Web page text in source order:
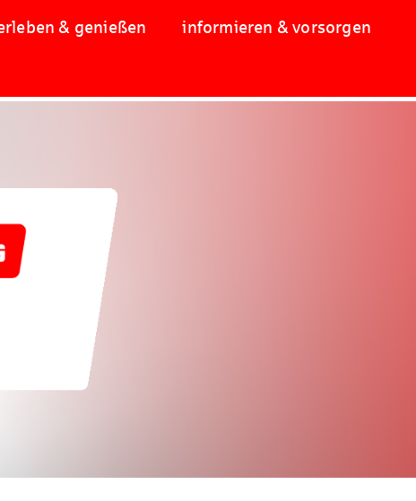
& genießen informieren & vorsorgen